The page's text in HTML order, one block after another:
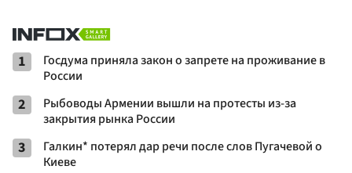
1
Госдума приняла закон о запрете на проживание в
России
2
Рыбоводы Армении вышли на протесты из-за
закрытия рынка России
3
Галкин* потерял дар речи после слов Пугачевой о
Киеве